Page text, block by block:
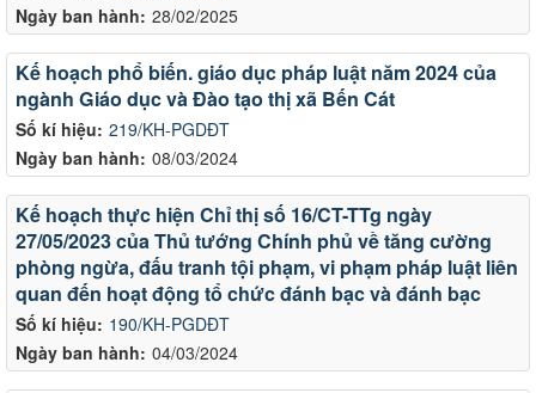
Ngày ban hành: 28/02/2025
Số kí hiệu: 219/KH-PGDĐT
Ngày ban hành: 08/03/2024
Kế hoạch phổ biến. giáo dục pháp luật năm 2024 của
ngành Giáo dục và Đào tạo thị xã Bến Cát
Số kí hiệu: 190/KH-PGDĐT
Ngày ban hành: 04/03/2024
Kế hoạch thực hiện Chỉ thị số 16/CT-TTg ngày
27/05/2023 của Thủ tướng Chính phủ về tăng cường
phòng ngừa, đấu tranh tội phạm, vi phạm pháp luật liên
quan đến hoạt động tổ chức đánh bạc và đánh bạc